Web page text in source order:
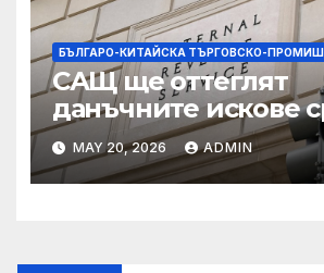
БЪЛГАРО-КИТАЙСКА ТЪРГОВСКО-
САЩ ще оттеглят
данъчните искове
Тръмп „завинаги“ в
сделката за
IRS
MAY 20, 2026 ADMIN